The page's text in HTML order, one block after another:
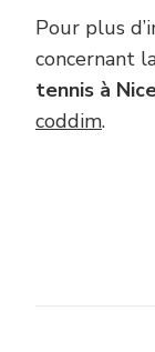
Pour plus
concernant
tennis à
coddim.